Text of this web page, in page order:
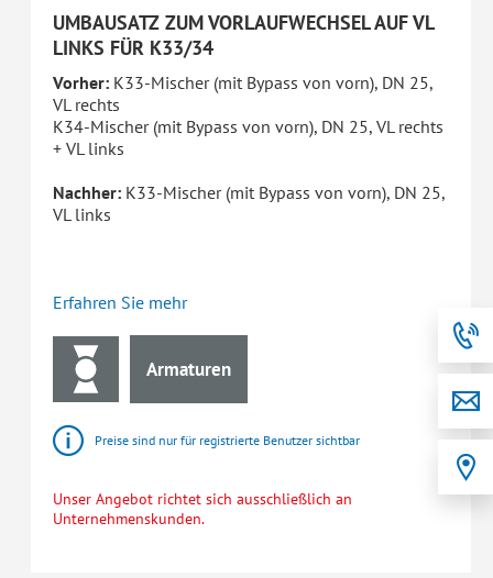
UMBAUSATZ ZUM VORLAUFWECHSEL AUF VL
LINKS FÜR K33/34
Vorher: K33-Mischer (mit Bypass von vorn), DN 25,
VL rechts
K34-Mischer (mit Bypass von vorn), DN 25, VL rechts
+ VL links
Nachher: K33-Mischer (mit Bypass von vorn), DN 25,
VL links
Erfahren Sie mehr
Armaturen
Preise sind nur für registrierte Benutzer sichtbar
Unser Angebot richtet sich ausschließlich an
Unternehmenskunden.